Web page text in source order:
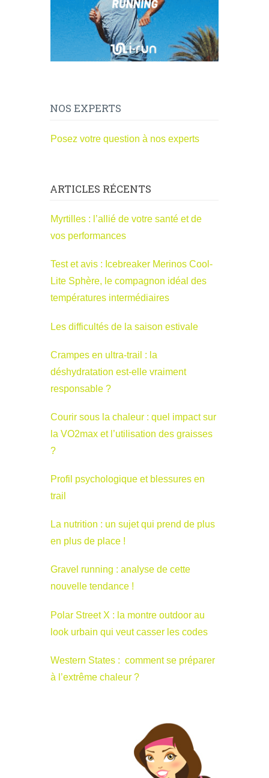
NOS EXPERTS
Posez votre question à nos experts
ARTICLES RÉCENTS
Myrtilles : l’allié de votre santé et de
vos performances
Test et avis : Icebreaker Merinos Cool-
Lite Sphère, le compagnon idéal des
températures intermédiaires
Les difficultés de la saison estivale
Crampes en ultra-trail : la
déshydratation est-elle vraiment
responsable ?
Courir sous la chaleur : quel impact sur
la VO2max et l’utilisation des graisses
?
Profil psychologique et blessures en
trail
La nutrition : un sujet qui prend de plus
en plus de place !
Gravel running : analyse de cette
nouvelle tendance !
Polar Street X : la montre outdoor au
look urbain qui veut casser les codes
Western States : comment se préparer
à l’extrême chaleur ?